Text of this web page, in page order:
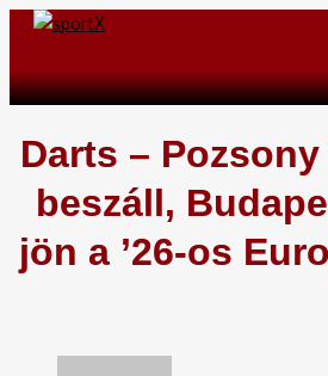
Skip
Darts –
beszáll,
jön a ’26-os